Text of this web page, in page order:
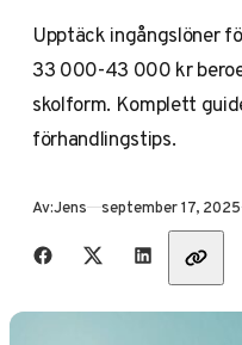
Upptäck ingångslöner
33 000-43 000 kr
skolform. Komplett
förhandlingstips.
Av:Jens Publicerad
september 17, 2025
Dela med vänner